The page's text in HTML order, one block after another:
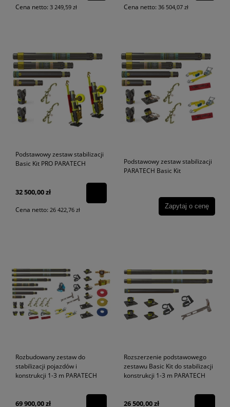
Cena netto: 3 249,59 zł Cena netto: 36 504,07 zł
Podstawowy zestaw stabilizacji
Basic Kit PRO PARATECH
32 500,00 zł
Cena netto: 26 422,76 zł
Podstawowy zestaw stabilizacji
PARATECH Basic Kit
Zapytaj o cenę
Rozbudowany zestaw do
stabilizacji pojazdów i
konstrukcji 1-3 m PARATECH
69 900,00 zł
Rozszerzenie podstawowego
zestawu Basic Kit do stabilizacji
konstrukcji 1-3 m PARATECH
26 500,00 zł